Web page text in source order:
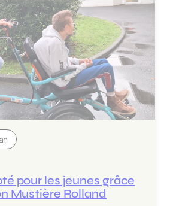
pour les jeunes grâce
Mustière Rolland